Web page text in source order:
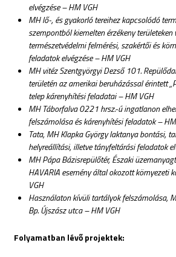
elvégzése – HM VGH
MH lő-, és gyakorló tereihez kapcsolódó
szempontból kiemelten érzékeny
természetvédelmi felmérési, szakértői és
feladatok elvégzése – HM VGH
MH vitéz Szentgyörgyi Dezső 101.
területén az amerikai beruházással érintett
telep kárenyhítési feladatai – HM VGH
MH Táborfalva 0221 hrsz.-ú ingatlanon
felszámolása és kárenyhítési feladatok –
Tata, MH Klapka György laktanya bontási,
helyreállítási, illetve tányfeltárási feladatok
MH Pápa Bázisrepülőtér, Északi
HAVARIA esemény által okozott környezeti
VGH
Használaton kívüli tartályok felszámolása,
Bp. Újszász utca – HM VGH
Folyamatban lévő projektek: